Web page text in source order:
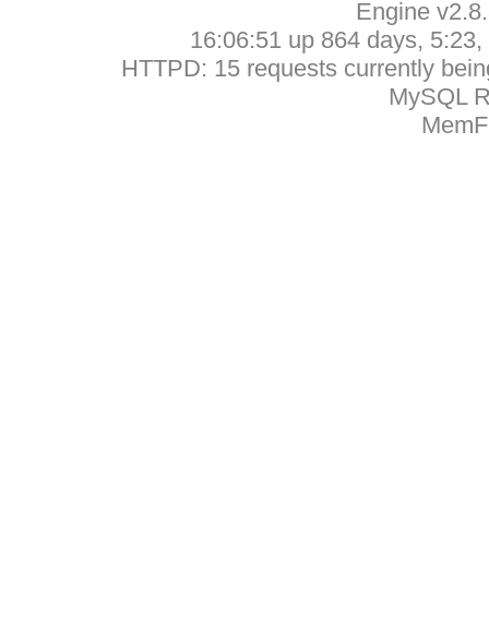
Engine
16:06:51 up 864 days,
HTTPD: 15 requests currently
MySQL